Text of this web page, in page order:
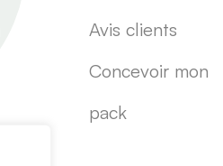
Avis clients
Concevoir mon
pack